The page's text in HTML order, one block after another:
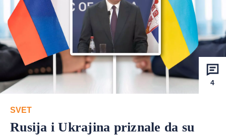
4
SVET
Rusija i Ukrajina priznale da su